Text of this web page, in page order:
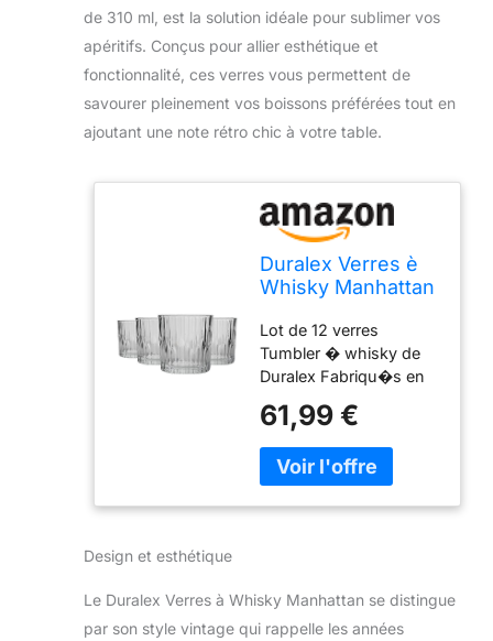
de 310 ml, est la solution idéale pour sublimer vos
apéritifs. Conçus pour allier esthétique et
fonctionnalité, ces verres vous permettent de
savourer pleinement vos boissons préférées tout en
ajoutant une note rétro chic à votre table.
Duralex Verres è
Whisky Manhattan
Vintage/Tumbler
Old
Fashioned/Rocks -
310 ML - Lot de 12
Lot de 12 verres
Tumbler � whisky de
Duralex Fabriqu�s en
r�sistance
exceptionnelle aux
changements de
temp�rature.
R�sistants au micro-
Contenance : 310 ml -
Diam�tre : 84 mm -
61,99 €
Design et esthétique
Le Duralex Verres à Whisky Manhattan se distingue
par son style vintage qui rappelle les années